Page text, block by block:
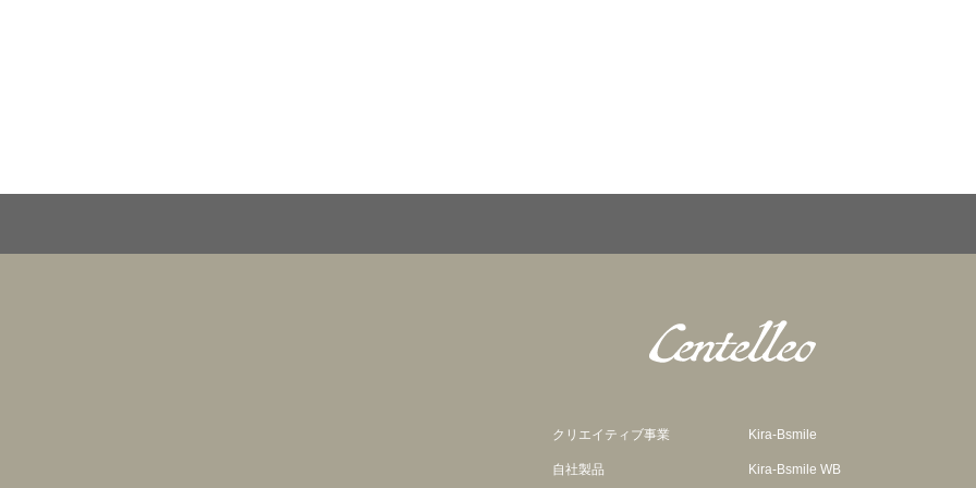
クリエイティブ事業
自社製品
Kira-Bsmile
Kira-Bsmile WB